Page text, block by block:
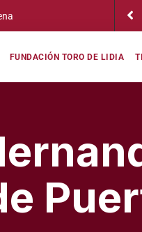
Juan Bazaga: «Son dos
FUNDACIÓN TORO DE LIDIA